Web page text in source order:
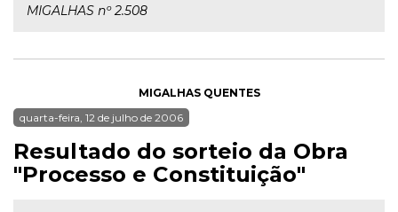
MIGALHAS nº 2.508
MIGALHAS QUENTES
quarta-feira, 12 de julho de 2006
Resultado do sorteio da Obra
"Processo e Constituição"